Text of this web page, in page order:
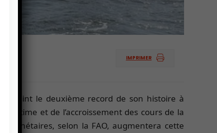
IMPRIMER
atteint le deuxième record de son histoire à
et de l’accroissement des cours de la
planétaires, selon la FAO, augmentera cette